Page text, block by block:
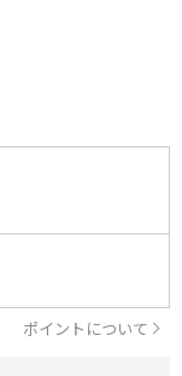
ポイントについて